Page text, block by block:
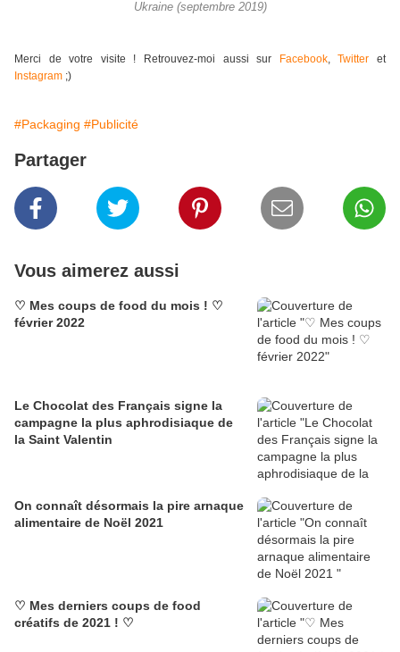
Ukraine (septembre 2019)
Merci de votre visite ! Retrouvez-moi aussi sur Facebook,Twitter et
Instagram ;)
#Packaging #Publicité
Partager
Vous aimerez aussi
♡ Mes coups de food du mois ! ♡
février 2022
Le Chocolat des Français signe la
campagne la plus aphrodisiaque de
la Saint Valentin
On connaît désormais la pire arnaque
alimentaire de Noël 2021
♡ Mes derniers coups de food
créatifs de 2021 ! ♡